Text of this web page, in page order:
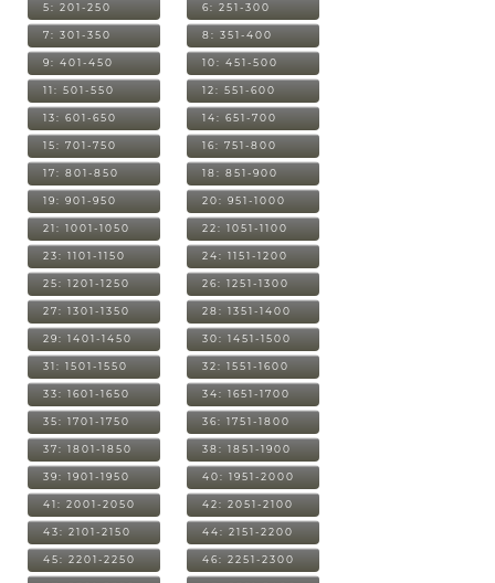
5: 201-250 6: 251-300
7: 301-350 8: 351-400
9: 401-450 10: 451-500
11: 501-550 12: 551-600
13: 601-650 14: 651-700
15: 701-750 16: 751-800
17: 801-850 18: 851-900
19: 901-950 20: 951-1000
21: 1001-1050 22: 1051-1100
23: 1101-1150 24: 1151-1200
25: 1201-1250 26: 1251-1300
27: 1301-1350 28: 1351-1400
29: 1401-1450 30: 1451-1500
31: 1501-1550 32: 1551-1600
33: 1601-1650 34: 1651-1700
35: 1701-1750 36: 1751-1800
37: 1801-1850 38: 1851-1900
39: 1901-1950 40: 1951-2000
41: 2001-2050 42: 2051-2100
43: 2101-2150 44: 2151-2200
45: 2201-2250 46: 2251-2300